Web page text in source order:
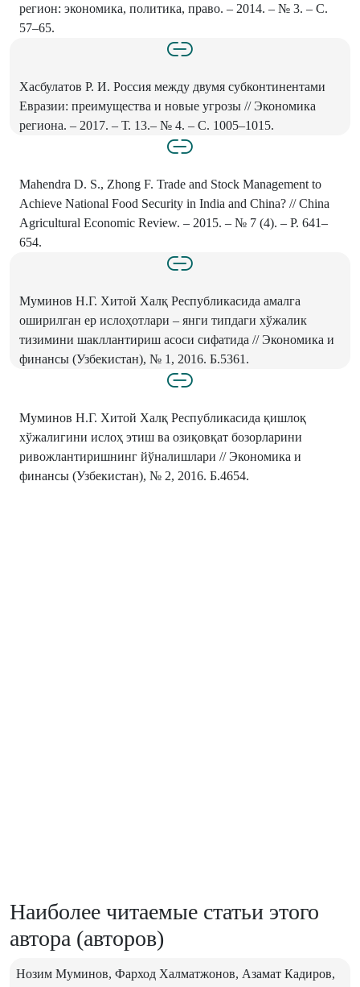
регион: экономика, политика, право. – 2014. – № 3. – С.
57–65.
Хасбулатов Р. И. Россия между двумя субконтинентами
Евразии: преимущества и новые угрозы // Экономика
региона. – 2017. – Т. 13.– № 4. – С. 1005–1015.
Mahendra D. S., Zhong F. Trade and Stock Management to
Achieve National Food Security in India and China? // China
Agricultural Economic Review. – 2015. – № 7 (4). – Р. 641–
654.
Муминов Н.Г. Хитой Халқ Республикасида амалга
оширилган ер ислоҳотлари – янги типдаги хўжалик
тизимини шакллантириш асоси сифатида // Экономика и
финансы (Узбе­кистан), № 1, 2016. Б.53­61.
Муминов Н.Г. Хитой Халқ Республикасида қишлоқ
хўжалигини ислоҳ этиш ва озиқ­овқат бозорларини
ривожлантиришнинг йўналишлари // Экономика и
финансы (Узбеки­стан), № 2, 2016. Б.46­54.
Наиболее читаемые статьи этого
автора (авторов)
Нозим Муминов, Фарход Халматжонов, Азамат Кадиров,